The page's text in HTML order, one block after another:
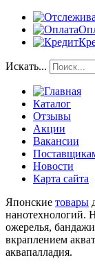
Искать...
Каталог
Отзывы
Акции
Вакансии
Новости
Карта сайта
Японские товары
нанотехнологий.
ожерелья,
вкраплением
аквапалладия.